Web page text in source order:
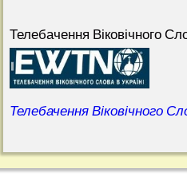
Телебачення Віковічного
Телебачення Віковічного